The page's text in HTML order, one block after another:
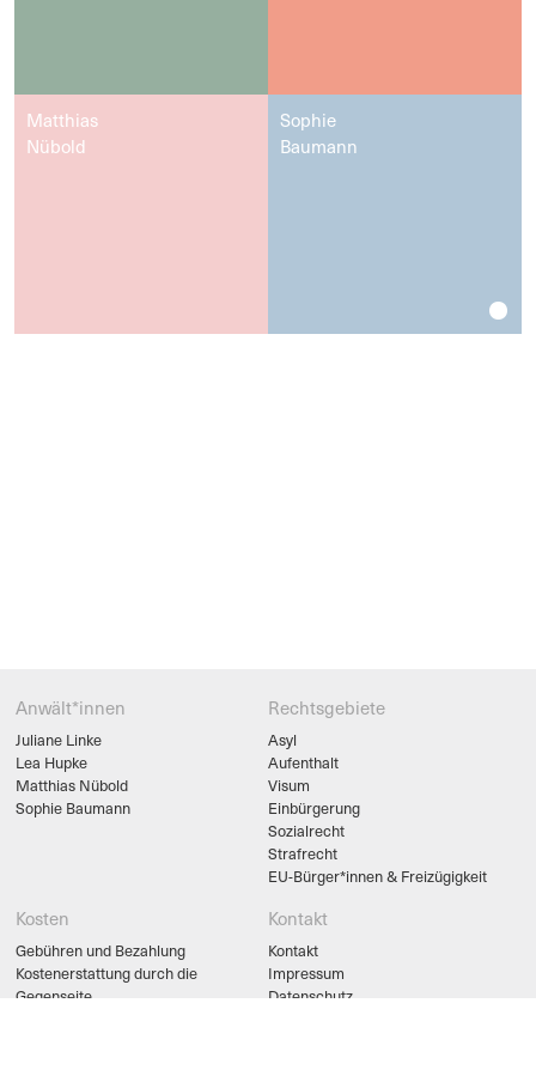
Matthias
Nübold
Sophie
Baumann
Anwält*innen
Juliane Linke
Lea Hupke
Matthias Nübold
Sophie Baumann
Rechtsgebiete
Asyl
Aufenthalt
Visum
Einbürgerung
Sozialrecht
Strafrecht
EU-Bürger*innen & Freizügigkeit
Kosten
Gebühren und Bezahlung
Kostenerstattung durch die
Gegenseite
Kontakt
Kontakt
Impressum
Datenschutz